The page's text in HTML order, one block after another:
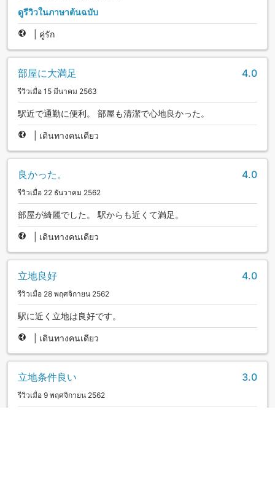
ดูรีวิวในภาษาต้นฉบับ
คู่รัก
部屋に大満足 4.0
รีวิวเมื่อ 15 มีนาคม 2563
駅近で通勤に便利。 部屋も清潔で心地良かった。
เดินทางคนเดียว
良かった。 4.0
รีวิวเมื่อ 22 ธันวาคม 2562
部屋が綺麗でした。 駅からも近くて満足。
เดินทางคนเดียว
立地良好 4.0
รีวิวเมื่อ 28 พฤศจิกายน 2562
駅に近く立地は良好です。
เดินทางคนเดียว
立地条件良い 3.0
รีวิวเมื่อ 9 พฤศจิกายน 2562